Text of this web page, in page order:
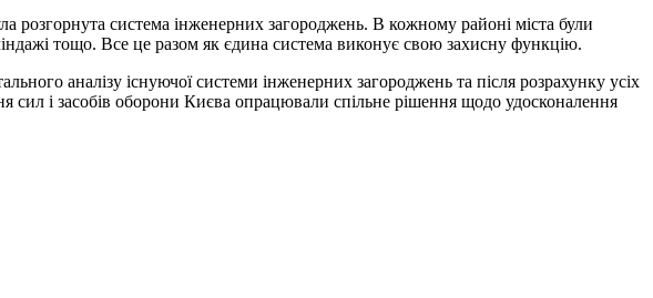
розгорнута система інженерних загороджень. В кожному районі міста були
тощо. Все це разом як єдина система виконує свою захисну функцію.
аналізу існуючої системи інженерних загороджень та після розрахунку усіх
сил і засобів оборони Києва опрацювали спільне рішення щодо удосконалення